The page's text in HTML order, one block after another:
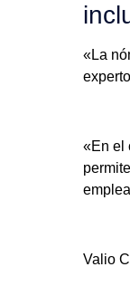
«La
«En el
Valio